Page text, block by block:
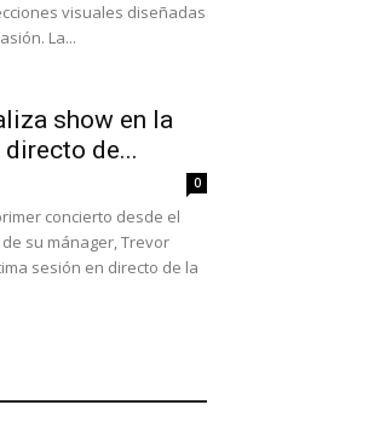
visuales diseñadas
La...
show en la
de...
0
concierto desde el
su mánager, Trevor
sesión en directo de la